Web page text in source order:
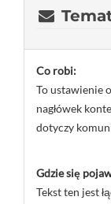
Co robi:
To ustawienie
nagłówek
dotyczy
Gdzie się
Tekst ten jest